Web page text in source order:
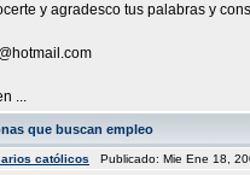
y agradesco tus palabras y
...
que buscan empleo
católicos Publicado: Mie Ene 18,